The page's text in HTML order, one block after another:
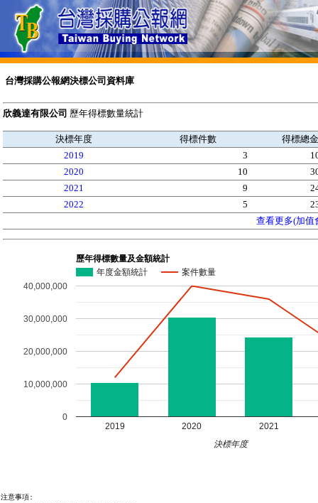
台灣採購公報網決標公司資料庫
欣義達有限公司 歷年得標數量統計
決標年度 得標件數
得標總
2019
3
2020
10
2021
9
2022
5
查看更多(加值
歷年得標數量及金額統計
年度金額統計
案件數量
2019 2020 2021
0
10,000,000
20,000,000
30,000,000
40,000,000
決標年度
注意事項: